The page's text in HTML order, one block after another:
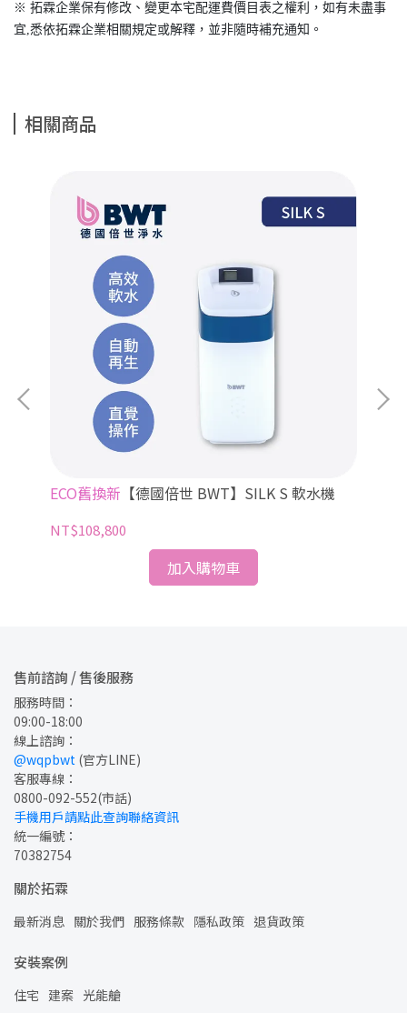
※ 拓霖企業保有修改、變更本宅配運費價目表之權利，如有未盡事
宜,悉依拓霖企業相關規定或解釋，並非隨時補充通知。
相關商品
ECO舊換新 【德國倍世 BWT】SILK S 軟水機
NT$108,800
加入購物車
售前諮詢 / 售後服務
服務時間：
09:00-18:00
線上諮詢：
@wqpbwt (官方LINE)
客服專線：
0800-092-552(市話)
手機用戶請點此查詢聯絡資訊
統一編號：
70382754
關於拓霖
最新消息 關於我們 服務條款 隱私政策 退貨政策
安裝案例
住宅 建案 光能艙